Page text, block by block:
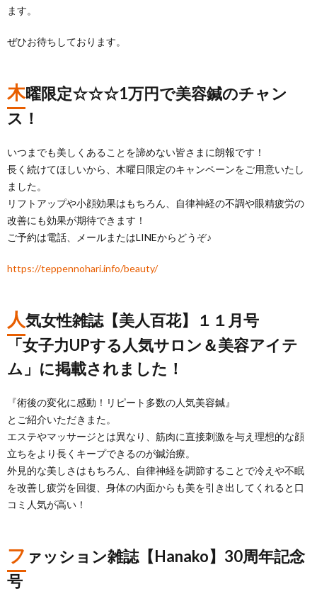
ます。
ぜひお待ちしております。
木曜限定☆☆☆1万円で美容鍼のチャン
ス！
いつまでも美しくあることを諦めない皆さまに朗報です！
長く続けてほしいから、木曜日限定のキャンペーンをご用意いたし
ました。
リフトアップや小顔効果はもちろん、自律神経の不調や眼精疲労の
改善にも効果が期待できます！
ご予約は電話、メールまたはLINEからどうぞ♪
https://teppennohari.info/beauty/
人気女性雑誌【美人百花】１１月号
「女子力UPする人気サロン＆美容アイテ
ム」に掲載されました！
『術後の変化に感動！リピート多数の人気美容鍼』
とご紹介いただきまた。
エステやマッサージとは異なり、筋肉に直接刺激を与え理想的な顔
立ちをより長くキープできるのが鍼治療。
外見的な美しさはもちろん、自律神経を調節することで冷えや不眠
を改善し疲労を回復、身体の内面からも美を引き出してくれると口
コミ人気が高い！
フ ァッション雑誌【Hanako】30周年記念
号